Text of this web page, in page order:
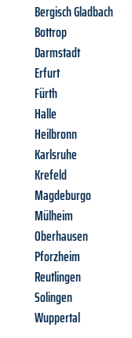
Bergisch Gladbach
Bottrop
Darmstadt
Erfurt
Fürth
Halle
Heilbronn
Karlsruhe
Krefeld
Magdeburgo
Mülheim
Oberhausen
Pforzheim
Reutlingen
Solingen
Wuppertal